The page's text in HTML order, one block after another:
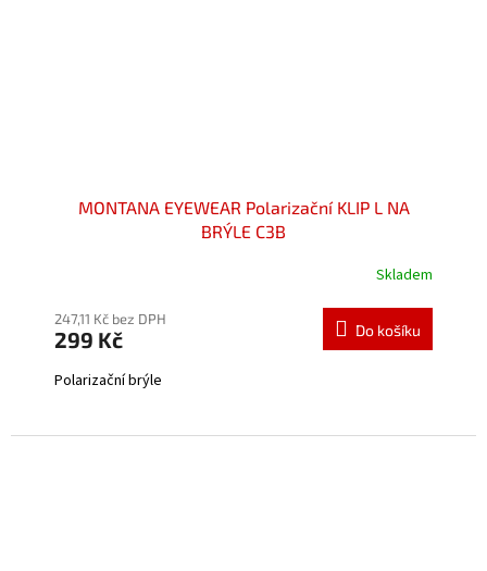
MONTANA EYEWEAR Polarizační KLIP L NA
BRÝLE C3B
produktu
je
z
Skladem
247,11 Kč bez DPH
299 Kč Do košíku
Polarizační brýle